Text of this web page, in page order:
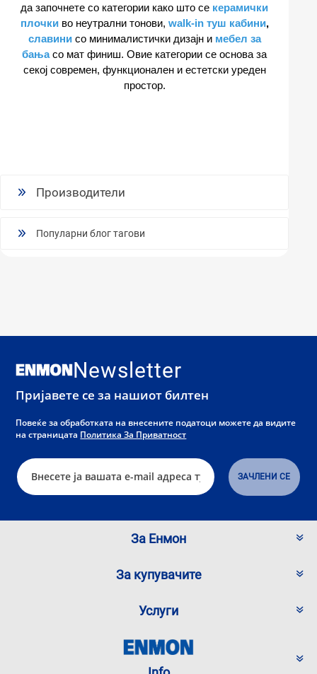
да започнете со категории како што се керамички
плочкиво неутрални тонови, walk-in туш кабини,
славинисо минималистички дизајн и мебел за
бањасо мат финиш. Овие категории се основа за
секој современ, функционален и естетски уреден
простор.
Производители
Популарни блог тагови
Newsletter
Пријавете се за нашиот билтен
Повеќе за обработката на внесените податоци можете да видите
на страницата Политика За Приватност
За Енмон
За купувачите
Услуги